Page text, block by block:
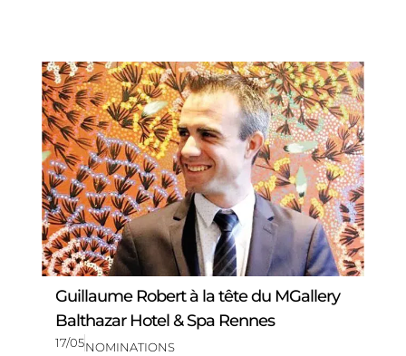
Guillaume Robert à la tête du MGallery
Balthazar Hotel & Spa Rennes
17/05NOMINATIONS